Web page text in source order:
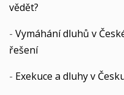
vědět?
- Vymáhání dluhů v
řešení
- Exekuce a dluhy v